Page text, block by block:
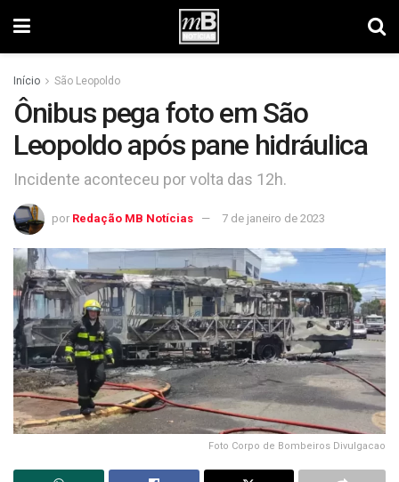
Início São Leopoldo
Ônibus pega foto em São
Leopoldo após pane hidráulica
Incidente aconteceu por volta das 12h.
por Redação MB Notícias 7 de janeiro de 2023
Foto Corpo de Bombeiros Divulgacao